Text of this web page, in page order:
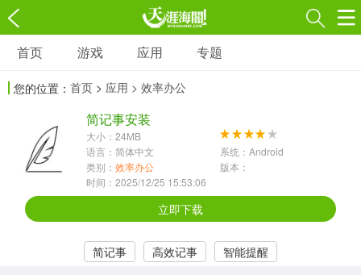
游戏
3697款应用
休闲益智
13387款应用
2196款应用
1072款应用
418款应用
首页 游戏 应用 专题
您的位置： 首页 > 应用 > 效率办公
简记事安装
大小：24MB
语言：简体中文
系统：Android
类别： 效率办公
版本：
时间：2025/12/25 15:53:06
立即下载
简记事 高效记事
智能提醒